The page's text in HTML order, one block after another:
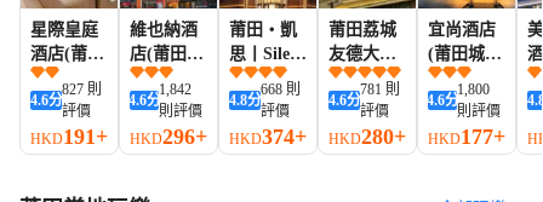
星際皇庭
酒店(莆田
城廂萬達
廣場興化
府歷史文
化街店)
4.6分
827 則
評價
HKD191+
維也納酒
店(莆田城
廂區安福
電商城店)
4.6分
1,842
則評價
HKD296+
莆田・凱
思丨Silent
Sleep靜音
健康睡眠
酒店(城廂
萬達廣場
4.8分
668 則
評價
HKD374+
莆田荔城
友德大酒
店
4.6分
781 則
評價
HKD280+
宜尚酒店
(莆田城廂
萬達廣場
興化府歷
史文化街
店)
4.6分
1,800
則評價
HKD177+